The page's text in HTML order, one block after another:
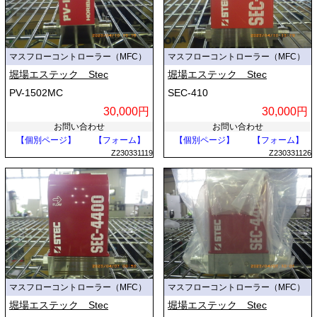
マスフローコントローラー（MFC）
堀場エステック Stec
PV-1502MC
30,000円
お問い合わせ
【個別ページ】
【フォーム】
Z230331119
マスフローコントローラー（MFC）
堀場エステック Stec
SEC-410
30,000円
お問い合わせ
【個別ページ】
【フォーム】
Z230331126
マスフローコントローラー（MFC）
堀場エステック Stec
マスフローコントローラー（MFC）
堀場エステック Stec